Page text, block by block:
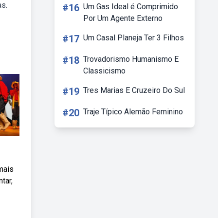
#16 Um Gas Ideal é Comprimido
Por Um Agente Externo
#17 Um Casal Planeja Ter 3 Filhos
#18 Trovadorismo Humanismo E
Classicismo
#19 Tres Marias E Cruzeiro Do Sul
#20 Traje Típico Alemão Feminino